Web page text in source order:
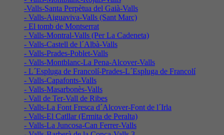
-Valls-Santa Perpètua del Gaià-Valls
- Valls-Aiguaviva-Valls (Sant Marc)
- El tomb de Montserrat
- Valls-Montral-Valls (Per La Cadeneta)
- Valls-Castell de l´Albà-Valls
- Valls-Prades-Poblet-Valls
- Valls-Montblanc-La Pena-Alcover-Valls
- L´Espluga de Francolí-Prades-L´Espluga de Francolí
- Valls-Capafonts-Valls
- Valls-Masarbonès-Valls
- Vall de Ter-Vall de Ribes
- Valls-La Font Fresca d´Alcover-Font de l´Irla
- Valls-El Catllar (Ermita de Peralta)
- Valls-La Juncosa-Can Ferrer-Valls